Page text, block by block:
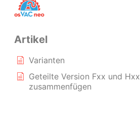
Artikel
Varianten
Geteilte Version Fxx und Hxx
zusammenfügen